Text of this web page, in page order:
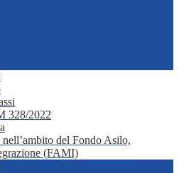
328/2022
del Fondo Asilo,
(FAMI)